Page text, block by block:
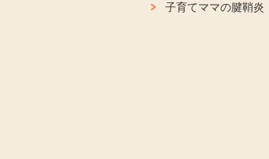
子育てママの腱鞘炎